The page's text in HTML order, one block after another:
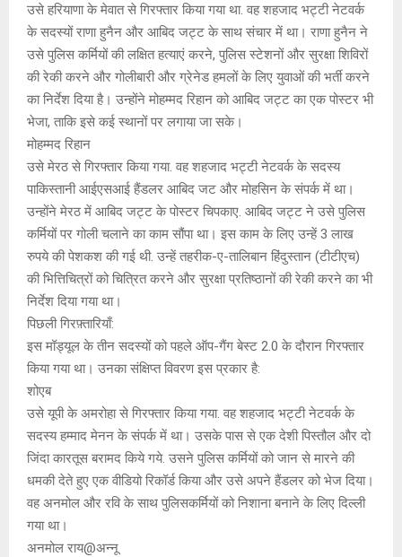
उसे हरियाणा के मेवात से गिरफ्तार किया गया था. वह शहजाद भट्टी नेटवर्क
के सदस्यों राणा हुनैन और आबिद जट्ट के साथ संचार में था। राणा हुनैन ने
उसे पुलिस कर्मियों की लक्षित हत्याएं करने, पुलिस स्टेशनों और सुरक्षा शिविरों
की रेकी करने और गोलीबारी और ग्रेनेड हमलों के लिए युवाओं की भर्ती करने
का निर्देश दिया है। उन्होंने मोहम्मद रिहान को आबिद जट्ट का एक पोस्टर भी
भेजा, ताकि इसे कई स्थानों पर लगाया जा सके।
मोहम्मद रिहान
उसे मेरठ से गिरफ्तार किया गया. वह शहजाद भट्टी नेटवर्क के सदस्य
पाकिस्तानी आईएसआई हैंडलर आबिद जट और मोहसिन के संपर्क में था।
उन्होंने मेरठ में आबिद जट्ट के पोस्टर चिपकाए. आबिद जट्ट ने उसे पुलिस
कर्मियों पर गोली चलाने का काम सौंपा था। इस काम के लिए उन्हें 3 लाख
रुपये की पेशकश की गई थी. उन्हें तहरीक-ए-तालिबान हिंदुस्तान (टीटीएच)
की भित्तिचित्रों को चित्रित करने और सुरक्षा प्रतिष्ठानों की रेकी करने का भी
निर्देश दिया गया था।
पिछली गिरफ़्तारियाँ:
इस मॉड्यूल के तीन सदस्यों को पहले ऑप-गैंग बेस्ट 2.0 के दौरान गिरफ्तार
किया गया था। उनका संक्षिप्त विवरण इस प्रकार है:
शोएब
उसे यूपी के अमरोहा से गिरफ्तार किया गया. वह शहजाद भट्टी नेटवर्क के
सदस्य हम्माद मेनन के संपर्क में था। उसके पास से एक देशी पिस्तौल और दो
जिंदा कारतूस बरामद किये गये. उसने पुलिस कर्मियों को जान से मारने की
धमकी देते हुए एक वीडियो रिकॉर्ड किया और उसे अपने हैंडलर को भेज दिया।
वह अनमोल और रवि के साथ पुलिसकर्मियों को निशाना बनाने के लिए दिल्ली
गया था।
अनमोल राय@अन्नू